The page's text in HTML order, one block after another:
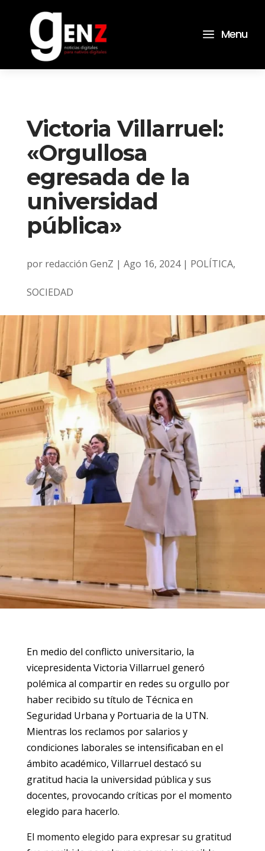
a Menu
Victoria Villarruel:
«Orgullosa
egresada de la
universidad
pública»
por redacción GenZ | Ago 16, 2024| POLÍTICA,
SOCIEDAD
En medio del conflicto universitario, la
vicepresidenta Victoria Villarruel generó
polémica al compartir en redes su orgullo por
haber recibido su título de Técnica en
Seguridad Urbana y Portuaria de la UTN.
Mientras los reclamos por salarios y
condiciones laborales se intensificaban en el
ámbito académico, Villarruel destacó su
gratitud hacia la universidad pública y sus
docentes, provocando críticas por el momento
elegido para hacerlo.
El momento elegido para expresar su gratitud